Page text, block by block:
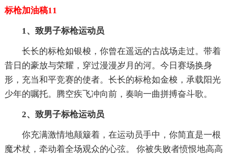
标枪加油稿11
1、致男子标枪运动员
长长的标枪如银梭，你曾在遥远的古战场走过。带着
昔日的豪放与荣耀，穿过漫漫岁月的河。今日赛场换身
形，充当和平竞赛的使者。长长的标枪如金梭，承载阳光
少年的嘱托。腾空疾飞冲向前，奏响一曲拼搏奋斗歌。
2、致男子标枪运动员
你充满激情地颠簸着，在运动员手中，你简直是一根
魔术杖，牵动着全场观众的心弦。 你被失败者愤恨地高高